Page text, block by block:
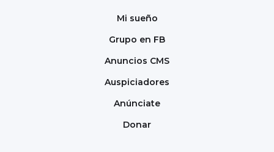
Mi sueño
Grupo en FB
Anuncios CMS
Auspiciadores
Anúnciate
Donar